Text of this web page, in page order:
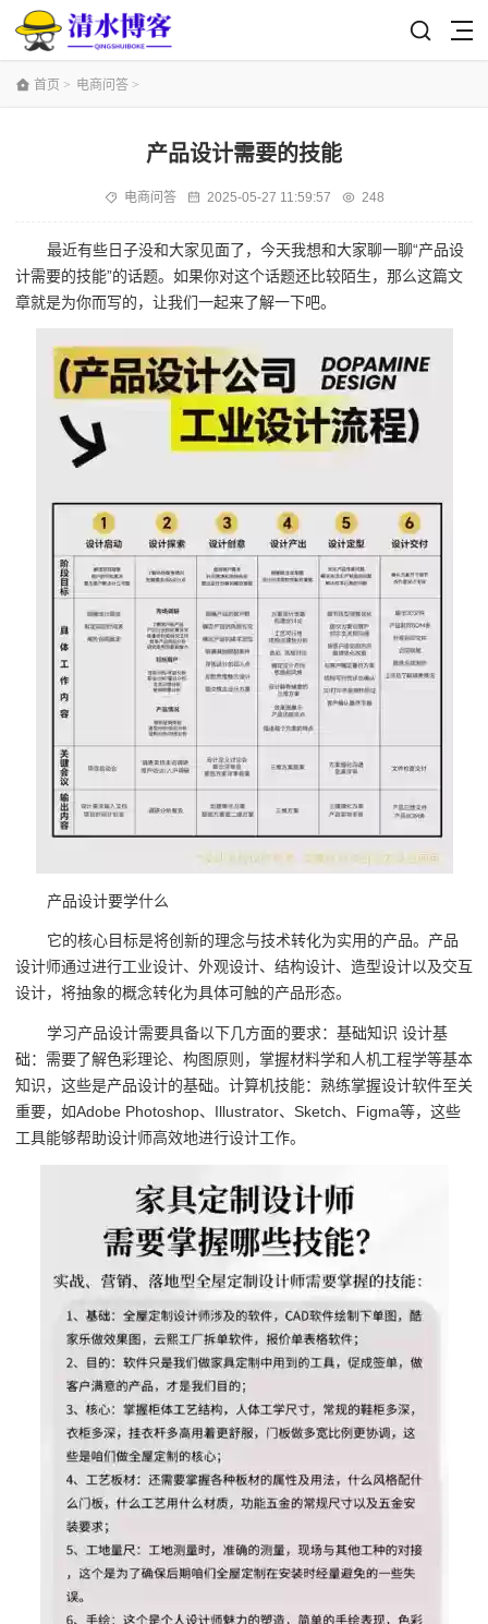
首页 > 电商问答 >
产品设计需要的技能
电商问答 2025-05-27 11:59:57 248
最近有些日子没和大家见面了，今天我想和大家聊一聊“产品设
计需要的技能”的话题。如果你对这个话题还比较陌生，那么这篇文
章就是为你而写的，让我们一起来了解一下吧。
产品设计要学什么
它的核心目标是将创新的理念与技术转化为实用的产品。产品
设计师通过进行工业设计、外观设计、结构设计、造型设计以及交互
设计，将抽象的概念转化为具体可触的产品形态。
学习产品设计需要具备以下几方面的要求：基础知识 设计基
础：需要了解色彩理论、构图原则，掌握材料学和人机工程学等基本
知识，这些是产品设计的基础。计算机技能：熟练掌握设计软件至关
重要，如Adobe Photoshop、Illustrator、Sketch、Figma等，这些
工具能够帮助设计师高效地进行设计工作。